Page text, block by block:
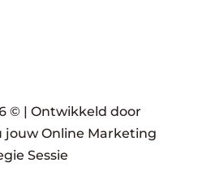
© |Ontwikkeld door
jouw Online Marketing
Sessie